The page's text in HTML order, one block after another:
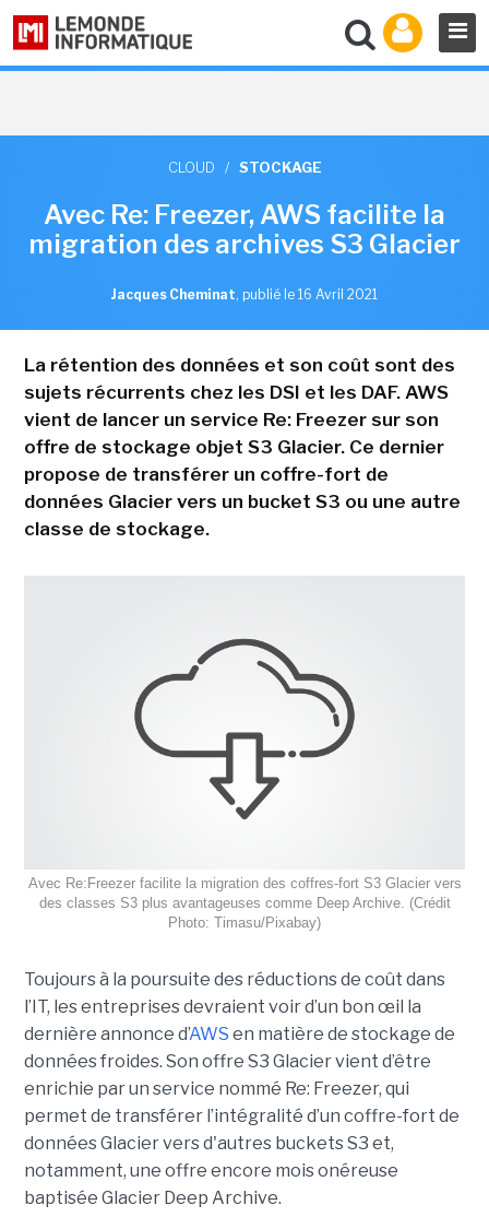
CLOUD / STOCKAGE
Avec Re: Freezer, AWS facilite la
migration des archives S3 Glacier
Jacques Cheminat, publié le 16 Avril 2021
La rétention des données et son coût sont des
sujets récurrents chez les DSI et les DAF. AWS
vient de lancer un service Re: Freezer sur son
offre de stockage objet S3 Glacier. Ce dernier
propose de transférer un coffre-fort de
données Glacier vers un bucket S3 ou une autre
classe de stockage.
Avec Re:Freezer facilite la migration des coffres-fort S3 Glacier vers
des classes S3 plus avantageuses comme Deep Archive. (Crédit
Photo: Timasu/Pixabay)
Toujours à la poursuite des réductions de coût dans
l’IT, les entreprises devraient voir d’un bon œil la
dernière annonce d’AWS en matière de stockage de
données froides. Son offre S3 Glacier vient d’être
enrichie par un service nommé Re: Freezer, qui
permet de transférer l’intégralité d’un coffre-fort de
données Glacier vers d'autres buckets S3 et,
notamment, une offre encore mois onéreuse
baptisée Glacier Deep Archive.